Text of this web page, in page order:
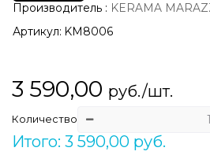
Производитель : KERAMA
Артикул: KM8006
3 590,00 руб./шт.
Количество
Итого: 3 590,00 руб.